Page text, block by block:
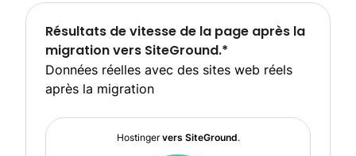
Résultats de vitesse de la page après la
migration vers SiteGround.*
Données réelles avec des sites web réels
après la migration
Hostingervers SiteGround.